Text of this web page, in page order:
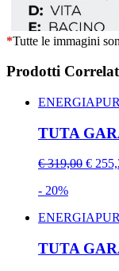
*Tutte le immagini
Prodotti
TUTA
€ 319,00 €
- 20%
TUTA